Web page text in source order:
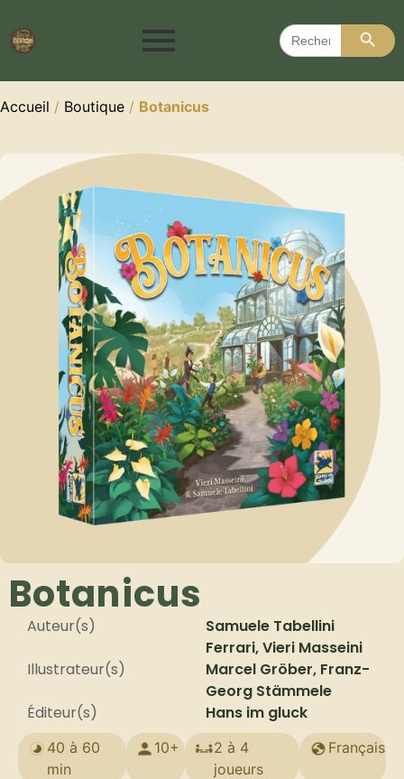
Search
for:
Search
Accueil / Boutique / Botanicus
Botanicus
Auteur(s)
Samuele Tabellini
Ferrari, Vieri Masseini
Illustrateur(s)
Marcel Gröber, Franz-
Georg Stämmele
Éditeur(s)
Hans im gluck
40 à 60
min
10+
2 à 4
joueurs
Français